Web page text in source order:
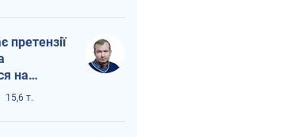
претензії
на
від
15,6 т.